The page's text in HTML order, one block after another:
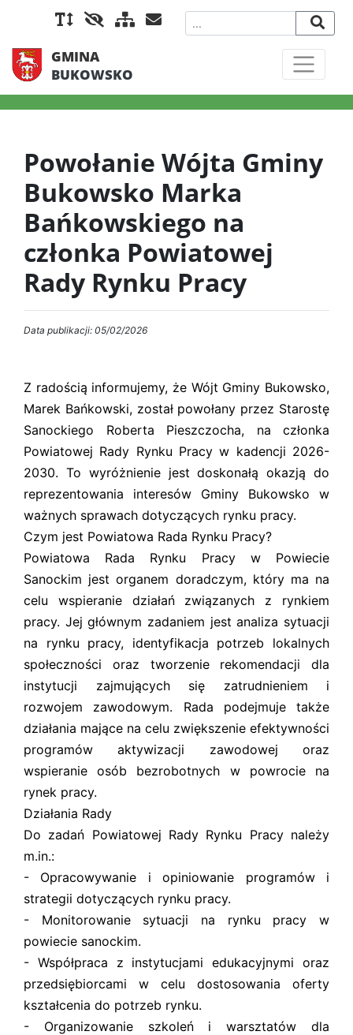
GMINA
BUKOWSKO
Powołanie Wójta Gminy
Bukowsko Marka
Bańkowskiego na
członka Powiatowej
Rady Rynku Pracy
Data publikacji: 05/02/2026
Z radością informujemy, że Wójt Gminy Bukowsko,
Marek Bańkowski, został powołany przez Starostę
Sanockiego Roberta Pieszczocha, na członka
Powiatowej Rady Rynku Pracy w kadencji 2026-
2030. To wyróżnienie jest doskonałą okazją do
reprezentowania interesów Gminy Bukowsko w
ważnych sprawach dotyczących rynku pracy.
Czym jest Powiatowa Rada Rynku Pracy?
Powiatowa Rada Rynku Pracy w Powiecie
Sanockim jest organem doradczym, który ma na
celu wspieranie działań związanych z rynkiem
pracy. Jej głównym zadaniem jest analiza sytuacji
na rynku pracy, identyfikacja potrzeb lokalnych
społeczności oraz tworzenie rekomendacji dla
instytucji zajmujących się zatrudnieniem i
rozwojem zawodowym. Rada podejmuje także
działania mające na celu zwiększenie efektywności
programów aktywizacji zawodowej oraz
wspieranie osób bezrobotnych w powrocie na
rynek pracy.
Działania Rady
Do zadań Powiatowej Rady Rynku Pracy należy
m.in.:
- Opracowywanie i opiniowanie programów i
strategii dotyczących rynku pracy.
- Monitorowanie sytuacji na rynku pracy w
powiecie sanockim.
- Współpraca z instytucjami edukacyjnymi oraz
przedsiębiorcami w celu dostosowania oferty
kształcenia do potrzeb rynku.
- Organizowanie szkoleń i warsztatów dla